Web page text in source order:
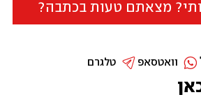
מצאתם טעות בכתבה?
טלגרם וואטסאפ